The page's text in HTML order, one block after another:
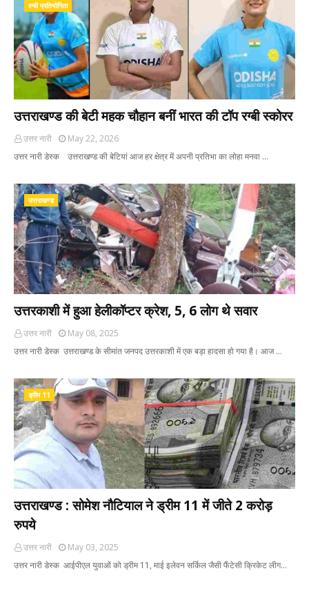
रग्बी प्रतियोगिता
उत्तराखण्ड की बेटी महक चौहान बनीं भारत की टॉप रग्बी स्कोरर
उत्तर नारी
May 22, 2026
उत्तर नारी डेस्क उत्तराखण्ड की बेटियां आज हर क्षेत्र में अपनी प्रतिभा का लोहा मनवा …
उत्तराखण्ड
उत्तरकाशी में हुआ हेलीकॉप्टर क्रेश, 5, 6 लोग थे सवार
उत्तर नारी
May 08, 2025
उत्तर नारी डेस्क उत्तराखण्ड के सीमांत जनपद उत्तरकाशी में एक बड़ा हादसा हो गया है। आज …
ड्रीम 11
उत्तराखण्ड : सोमेश नौटियाल ने ड्रीम 11 में जीते 2 करोड़
रुपये
उत्तर नारी
May 03, 2025
उत्तर नारी डेस्क आईपीएल युवाओं को ड्रीम 11, माई इलेवन सर्किल जैसी फैंटेसी क्रिकेट लीग…